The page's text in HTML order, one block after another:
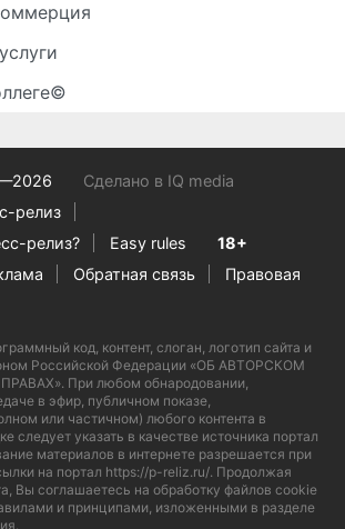
Сделано в IQ media
релиз
релиз?
Easy rules
18+
Обратная связь
Правовая
код, контент, слоган, логотип сайта и
Российской Федерации «ОБ АВТОРСКОМ
При любом обнародовании,
в эфир, публичном показе,
или частичном) любого контента в
следует указать в качестве источника портал
материалов в интернете разрешается при
на портал https://p-reliz.ru/. Продолжая
Вы соглашаетесь на обработку файлов cookie
и принципами, изложенными в разделе
.